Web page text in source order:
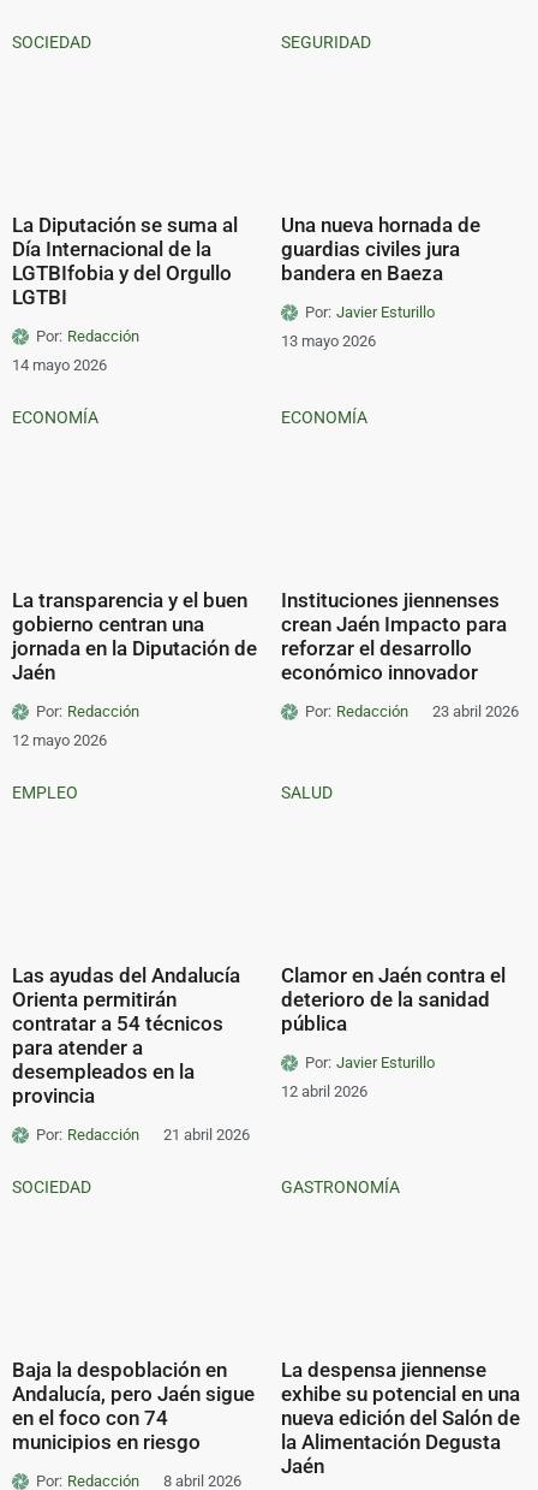
SOCIEDAD
La Diputación se suma al
Día Internacional de la
LGTBIfobia y del Orgullo
LGTBI
Por: Redacción
14 mayo 2026
SEGURIDAD
Una nueva hornada de
guardias civiles jura
bandera en Baeza
Por: Javier Esturillo
13 mayo 2026
ECONOMÍA
La transparencia y el buen
gobierno centran una
jornada en la Diputación de
Jaén
Por: Redacción
12 mayo 2026
ECONOMÍA
Instituciones jiennenses
crean Jaén Impacto para
reforzar el desarrollo
económico innovador
Por: Redacción 23 abril 2026
EMPLEO
Las ayudas del Andalucía
Orienta permitirán
contratar a 54 técnicos
para atender a
desempleados en la
provincia
Por: Redacción 21 abril 2026
SALUD
Clamor en Jaén contra el
deterioro de la sanidad
pública
Por: Javier Esturillo
12 abril 2026
SOCIEDAD
Baja la despoblación en
Andalucía, pero Jaén sigue
en el foco con 74
municipios en riesgo
Por: Redacción 8 abril 2026
GASTRONOMÍA
La despensa jiennense
exhibe su potencial en una
nueva edición del Salón de
la Alimentación Degusta
Jaén